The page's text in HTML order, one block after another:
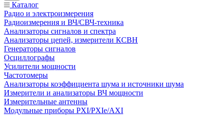
Каталог
Радио и электроизмерения
Радиоизмерения и ВЧ/СВЧ-техника
Анализаторы сигналов и спектра
Анализаторы цепей, измерители КСВН
Генераторы сигналов
Осциллографы
Усилители мощности
Частотомеры
Анализаторы коэффициента шума и источники шума
Измерители и анализаторы ВЧ мощности
Измерительные антенны
Модульные приборы PXI/PXIe/AXI